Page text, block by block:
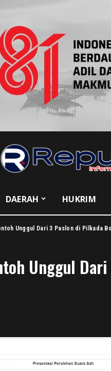
DAERAH HUKRIM
Unggul Dari 3 Paslon di Pilkada
Unggul